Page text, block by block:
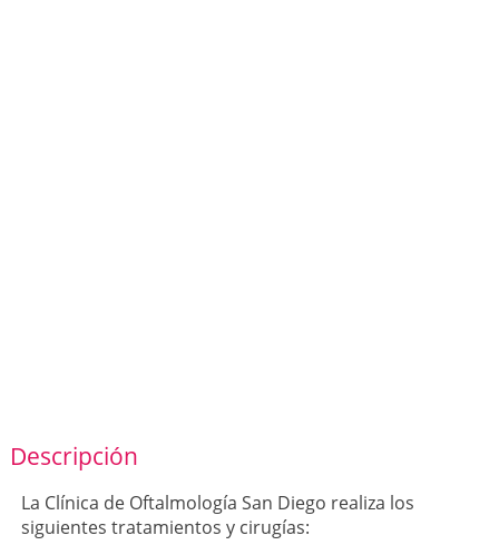
Descripción
La Clínica de Oftalmología San Diego realiza los
siguientes tratamientos y cirugías: